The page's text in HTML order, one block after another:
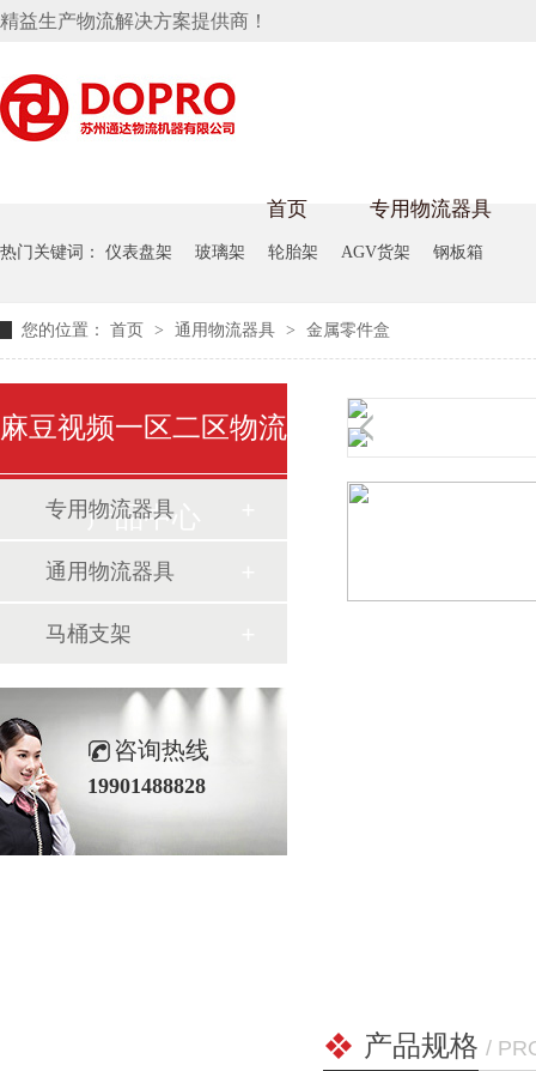
精益生产物流解决方案提供商！
首页 专用物流器具
麻豆天美在线观看架
胎架
冲压件料架
仪表盘料架
挂料架
丝车/纺
手推车 乌龟车
网箱 钢板箱
气瓶料架
藏式马桶水箱支架
汽车行业
化纤纺
卫浴行业 化工行
热门关键词： 仪表盘架 玻璃架 轮胎架 AGV货架 钢板箱
您的位置： 首页 > 通用物流器具 > 金属零件盒
产品规格 /
麻豆视频一区二区物流
产品中心
专用物流器具
通用物流器具
马桶支架
咨询热线
19901488828